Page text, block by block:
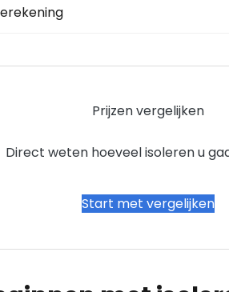
Prijzen vergelijken
Direct weten hoeveel isoleren u
Start met vergelijken